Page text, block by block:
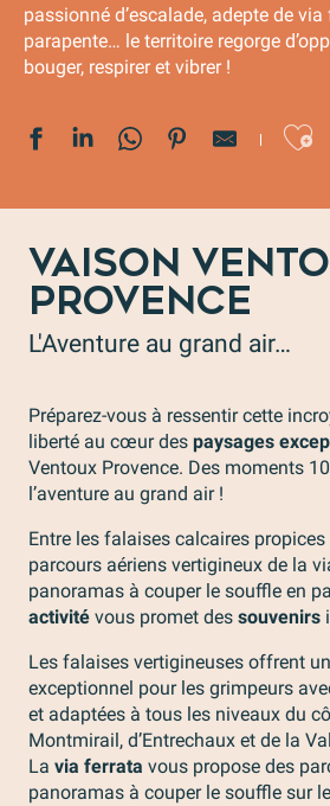
passionné d’escalade, adepte de
parapente… le territoire regorge
bouger, respirer et vibrer !
VAISON
PROVENCE
L'Aventure au grand air…
Préparez-vous à ressentir cette
liberté au cœur des paysages
Ventoux Provence. Des moments
l’aventure au grand air !
Entre les falaises calcaires propices
parcours aériens vertigineux de la
panoramas à couper le souffle en
activité vous promet des souvenirs
Les falaises vertigineuses offrent
exceptionnel pour les grimpeurs
et adaptées à tous les niveaux du
Montmirail, d’Entrechaux et de la
La via ferrata vous propose des
panoramas à couper le souffle sur